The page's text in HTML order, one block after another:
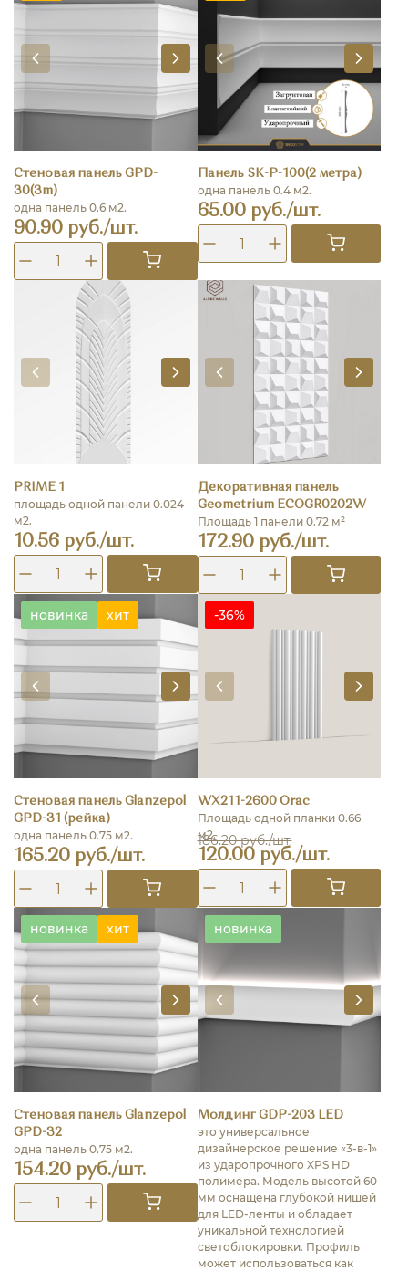
Cтеновая панель GPD-
30(3m)
одна панель 0.6 м2.
90.90 руб./шт.
Панель SK-P-100(2 метра)
одна панель 0.4 м2.
65.00 руб./шт.
PRIME 1
площадь одной панели 0.024
м2.
10.56 руб./шт.
Декоративная панель
Geometrium ECOGR0202W
Площадь 1 панели 0.72 м²
172.90 руб./шт.
новинка хит
Стеновая панель Glanzepol
GPD-31 (рейка)
одна панель 0.75 м2.
165.20 руб./шт.
-36%
WX211-2600 Orac
Площадь одной планки 0.66
м2.
186.20 руб./шт.
120.00 руб./шт.
новинка хит
Стеновая панель Glanzepol
GPD-32
одна панель 0.75 м2.
154.20 руб./шт.
новинка
Молдинг GDP-203 LED
это универсальное
дизайнерское решение «3-в-1»
из ударопрочного XPS HD
полимера. Модель высотой 60
мм оснащена глубокой нишей
для LED-ленты и обладает
уникальной технологией
светоблокировки. Профиль
может использоваться как